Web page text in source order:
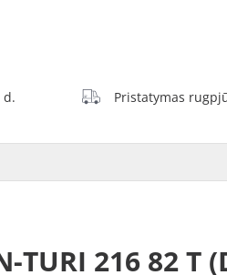
d. Pristatymas
TURI 216 82 T